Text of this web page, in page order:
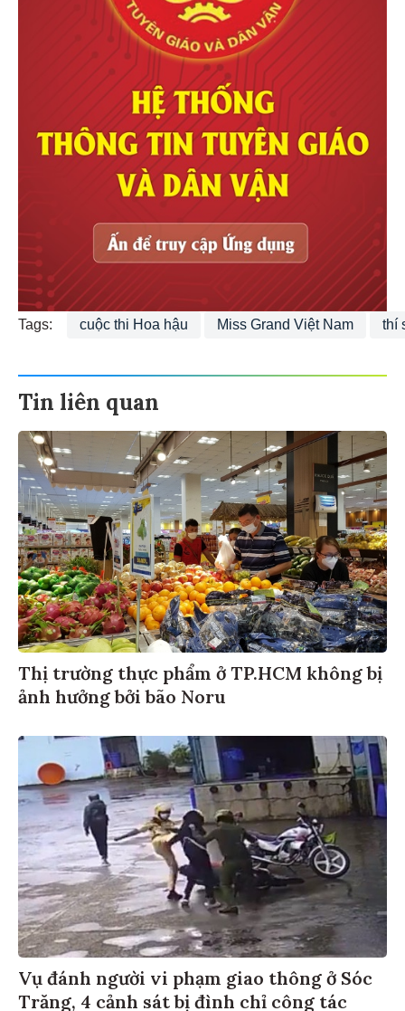
Tags: cuộc thi Hoa hậu Miss Grand Việt Nam thí
Tin liên quan
Thị trường thực phẩm ở TP.HCM không bị
ảnh hưởng bởi bão Noru
Vụ đánh người vi phạm giao thông ở Sóc
Trăng, 4 cảnh sát bị đình chỉ công tác